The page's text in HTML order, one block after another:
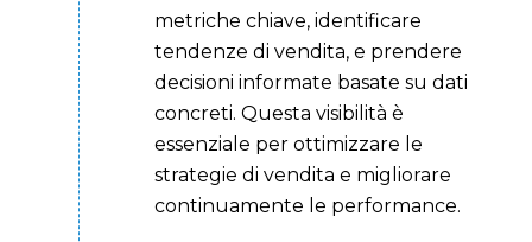
metriche chiave, identificare
tendenze di vendita, e prendere
decisioni informate basate su dati
concreti. Questa visibilità è
essenziale per ottimizzare le
strategie di vendita e migliorare
continuamente le performance.